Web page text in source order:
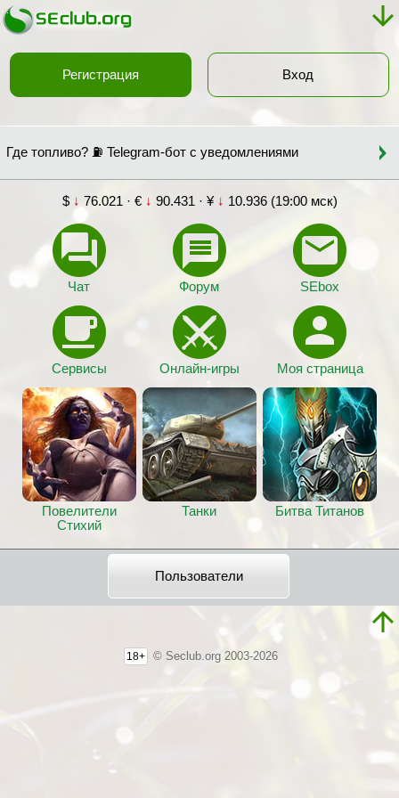
Регистрация Вход
Где топливо? ⛽ Telegram-бот с уведомлениями
$ ↓ 76.021 · € ↓ 90.431 · ¥ ↓ 10.936 (19:00 мск)
Чат Форум SEbox
Сервисы Онлайн-игры Моя страница
Повелители
Стихий
Танки Битва Титанов
Пользователи
18+ © Seclub.org 2003-2026